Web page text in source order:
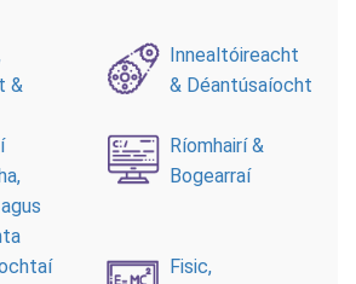
&
Innealtóireacht
& Déantúsaíocht
Ríomhairí &
Bogearraí
Fisic,